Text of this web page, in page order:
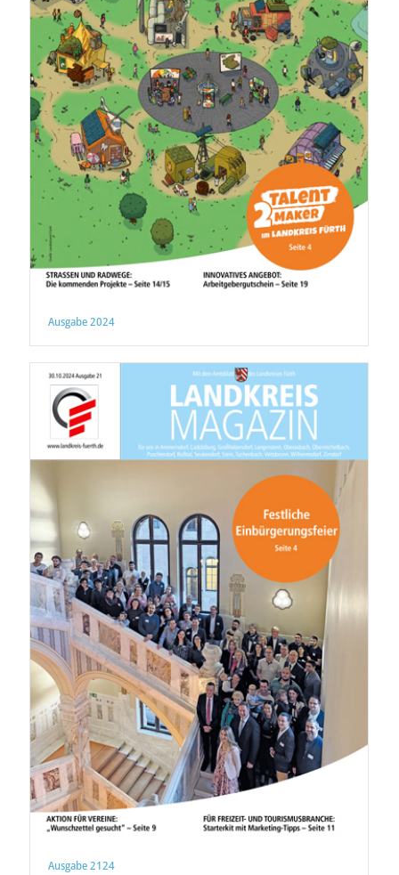
Ausgabe 2024
Ausgabe 2124